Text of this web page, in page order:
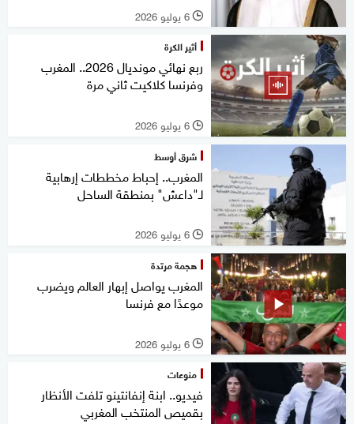
l 6 يوليو 2026
أثير الكرة
ربع نهائي مونديال 2026.. المغرب
وفرنسا كلاكيت ثاني مرة
l 6 يوليو 2026
شرق أوسط
المغرب.. إحباط مخططات إرهابية
لـ"داعش" بمنطقة الساحل
l 6 يوليو 2026
هجمة مرتدة
المغرب يواصل إبهار العالم ويضرب
موعدًا مع فرنسا
l 6 يوليو 2026
منوعات
فيديو.. ابنة إنفانتينو تلفت الأنظار
بقميص المنتخب المغربي